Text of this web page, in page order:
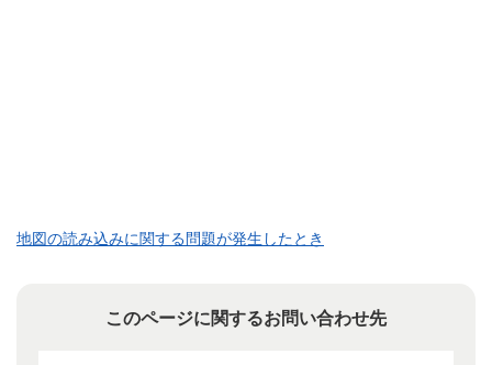
地図の読み込みに関する問題が発生したとき
このページに関するお問い合わせ先